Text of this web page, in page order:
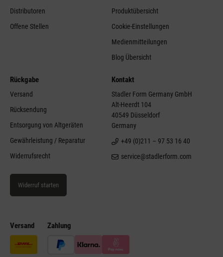
Versand Zahlung
Distributoren
Offene Stellen
Produktübersicht
Cookie-Einstellungen
Medienmitteilungen
Blog Übersicht
Rückgabe
Versand
Rücksendung
Entsorgung von Altgeräten
Gewährleistung / Reparatur
Widerrufsrecht
Widerruf starten
Kontakt
Stadler Form Germany GmbH
Alt-Heerdt 104
40549 Düsseldorf
Germany
+49 (0)211 – 97 53 16 40
service@stadlerform.com